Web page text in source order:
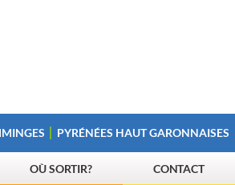
PYRÉNÉES HAUT GARONNAISES
OÙ SORTIR? CONTACT